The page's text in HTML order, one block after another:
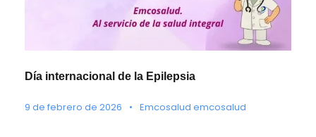
Día internacional de la Epilepsia
9 de febrero de 2026 • Emcosalud emcosalud